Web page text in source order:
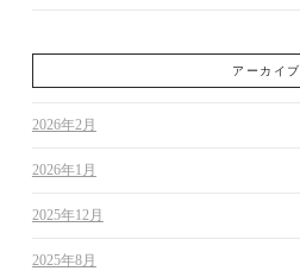
アーカイブ
2026年2月
2026年1月
2025年12月
2025年8月